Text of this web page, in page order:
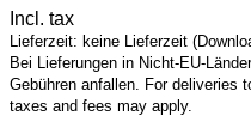
Incl. tax
Lieferzeit: keine Lieferzeit
Bei Lieferungen in Nicht-EU-
Gebühren anfallen. For deliveries
taxes and fees may apply.